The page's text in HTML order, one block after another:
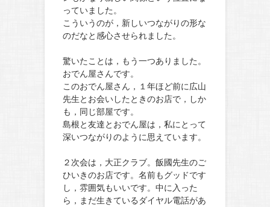
っていました。
こういうのが，新しいつながりの形な
のだなと感心させられました。
驚いたことは，もう一つありました。
おでん屋さんです。
このおでん屋さん，１年ほど前に広山
先生とお会いしたときのお店で，しか
も，同じ部屋です。
島根と友達とおでん屋は，私にとって
深いつながりのように思えています。
２次会は，大正クラブ。飯國先生のご
ひいきのお店です。名前もグッドです
し，雰囲気もいいです。中に入った
ら，まだ生きているダイヤル電話があ